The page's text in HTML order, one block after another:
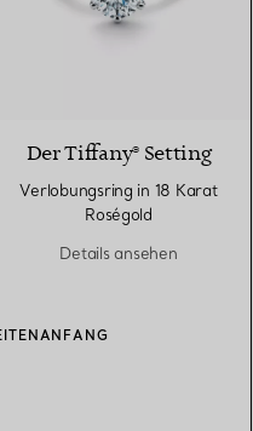
Der Tiffany® Setting
Verlobungsring in 18 Karat
Roségold
Details ansehen